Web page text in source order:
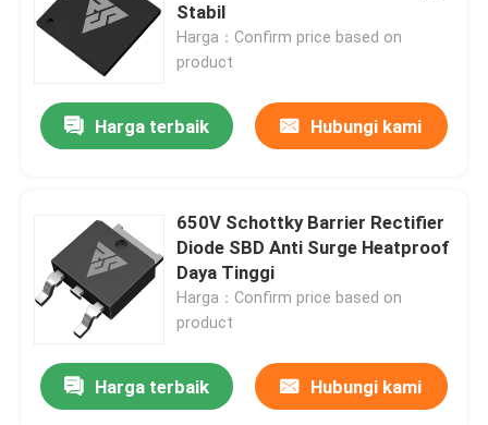
Rumah
Tentang kami
Tur Pabrik
Kontrol kualitas
Stabil
Harga：Confirm price based on
product
Harga terbaik Hubungi kami
650V Schottky Barrier Rectifier
Diode SBD Anti Surge Heatproof
Daya Tinggi
Harga：Confirm price based on
product
Harga terbaik Hubungi kami